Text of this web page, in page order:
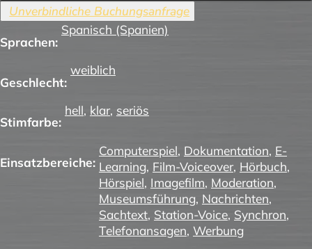
Sprachen:
Spanisch (Spanien)
Geschlecht:
weiblich
Stimfarbe:
hell, klar, seriös
Einsatzbereiche:
Computerspiel, Dokumentation, E-
Learning, Film-Voiceover, Hörbuch,
Hörspiel, Imagefilm, Moderation,
Museumsführung, Nachrichten,
Sachtext, Station-Voice, Synchron,
Telefonansagen, Werbung